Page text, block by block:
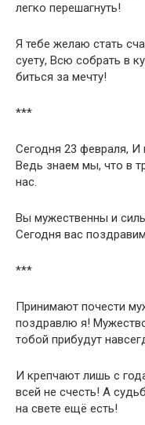
легко перешагнуть!
Я тебе желаю стать
суету, Всю собрать в
биться за мечту!
***
Сегодня 23 февраля, И
Ведь знаем мы, что в
нас.
Вы мужественны и
Сегодня вас
***
Принимают почести
поздравлю я!
тобой прибудут
И крепчают лишь с
всей не счесть! А
на свете ещё есть!